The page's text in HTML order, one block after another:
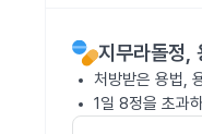
지무라돌정,
처방받은 용법,
1일 8정을 초과